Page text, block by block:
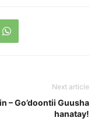
Next article
– Go’doontii Guusha
hanatay!